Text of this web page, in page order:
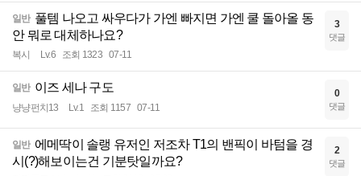
일반 풀템 나오고 싸우다가 가엔 빠지면 가엔 쿨 돌아올 동
안 뭐로 대체하나요?
복시 Lv.6 조회 1323 07-11
3
댓글
일반 이즈 세나 구도
냥냥펀치13 Lv.1 조회 1157 07-11
0
댓글
일반 에메딱이 솔랭 유저인 저조차 T1의 밴픽이 바텀을 경
시(?)해보이는건 기분탓일까요?
2
댓글